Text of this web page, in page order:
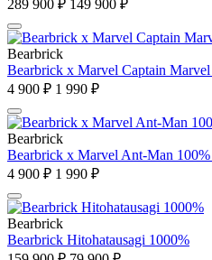
289 900 ₽ 149 900 ₽
Bearbrick
Bearbrick x Marvel Captain
4 900 ₽ 1 990 ₽
Bearbrick
Bearbrick x Marvel Ant-Man
4 900 ₽ 1 990 ₽
Bearbrick
Bearbrick Hitohatausagi 1000%